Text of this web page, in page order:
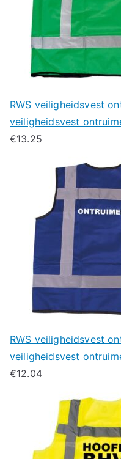
RWS veiligheidsvest
veiligheidsvest
€13.25
RWS veiligheidsvest
veiligheidsvest
€12.04